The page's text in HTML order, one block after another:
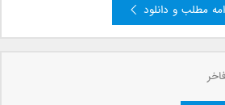
مطلب و دانلود